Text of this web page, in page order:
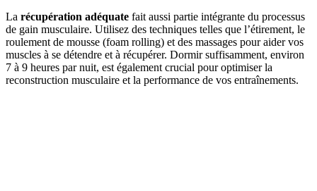
La récupération adéquate fait aussi partie intégrante du processus
de gain musculaire. Utilisez des techniques telles que l’étirement, le
roulement de mousse (foam rolling) et des massages pour aider vos
muscles à se détendre et à récupérer. Dormir suffisamment, environ
7 à 9 heures par nuit, est également crucial pour optimiser la
reconstruction musculaire et la performance de vos entraînements.